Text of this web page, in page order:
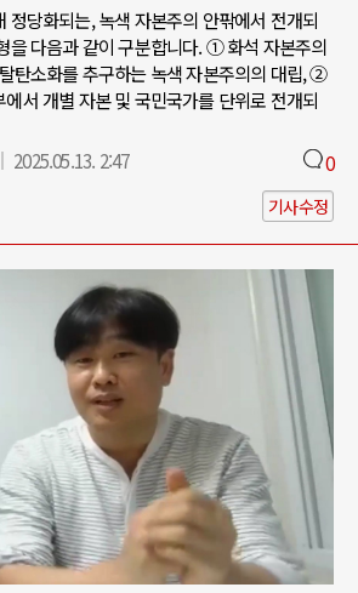
정당화되는, 녹색 자본주의 안팎에서 전개되
을 다음과 같이 구분합니다. ① 화석 자본주의
탄소화를 추구하는 녹색 자본주의의 대립, ②
서 개별 자본 및 국민국가를 단위로 전개되
2025.05.13. 2:47 0
기사수정